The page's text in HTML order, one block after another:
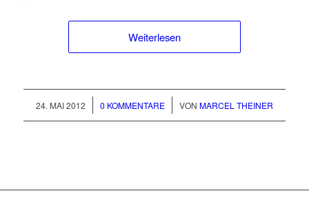
Weiterlesen
24. MAI 2012
/ 0 KOMMENTARE
/ VON MARCEL THEINER